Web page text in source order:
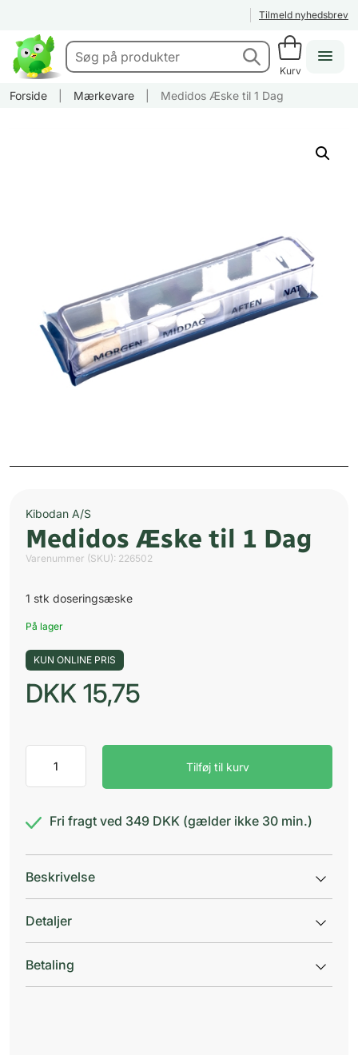
Tilmeld nyhedsbrev
Kurv
Forside Mærkevare Medidos Æske til 1 Dag
Kibodan A/S
Medidos Æske til 1 Dag
Varenummer (SKU): 226502
1 stk doseringsæske
På lager
KUN ONLINE PRIS
DKK 15,75
til
Dag
Tilføj til kurv
Fri fragt ved 349 DKK (gælder ikke 30 min.)
Beskrivelse
Detaljer
Betaling